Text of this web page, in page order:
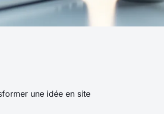
une idée en site